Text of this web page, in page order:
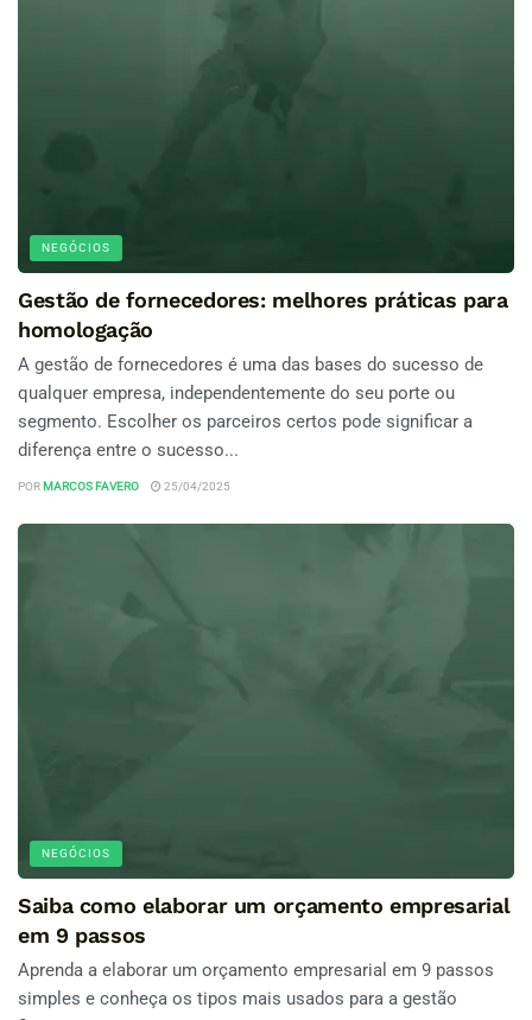
NEGÓCIOS
Gestão de fornecedores: melhores práticas para
homologação
A gestão de fornecedores é uma das bases do sucesso de
qualquer empresa, independentemente do seu porte ou
segmento. Escolher os parceiros certos pode significar a
diferença entre o sucesso...
POR MARCOS FAVERO 25/04/2025
NEGÓCIOS
Saiba como elaborar um orçamento empresarial
em 9 passos
Aprenda a elaborar um orçamento empresarial em 9 passos
simples e conheça os tipos mais usados para a gestão